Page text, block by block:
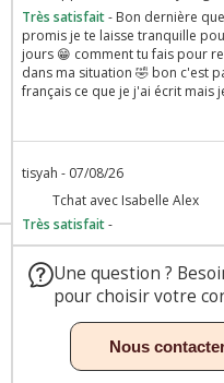
Bon dernière
promis je te laisse tranquille
jours 😁 comment tu fais pour
dans ma situation 🤣 bon c'est
français ce que je j'ai écrit mais
Une question ?
pour choisir votre